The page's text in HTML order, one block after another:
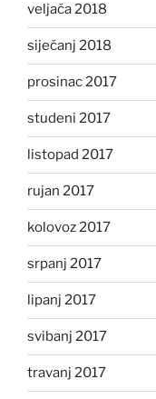
veljača 2018
siječanj 2018
prosinac 2017
studeni 2017
listopad 2017
rujan 2017
kolovoz 2017
srpanj 2017
lipanj 2017
svibanj 2017
travanj 2017